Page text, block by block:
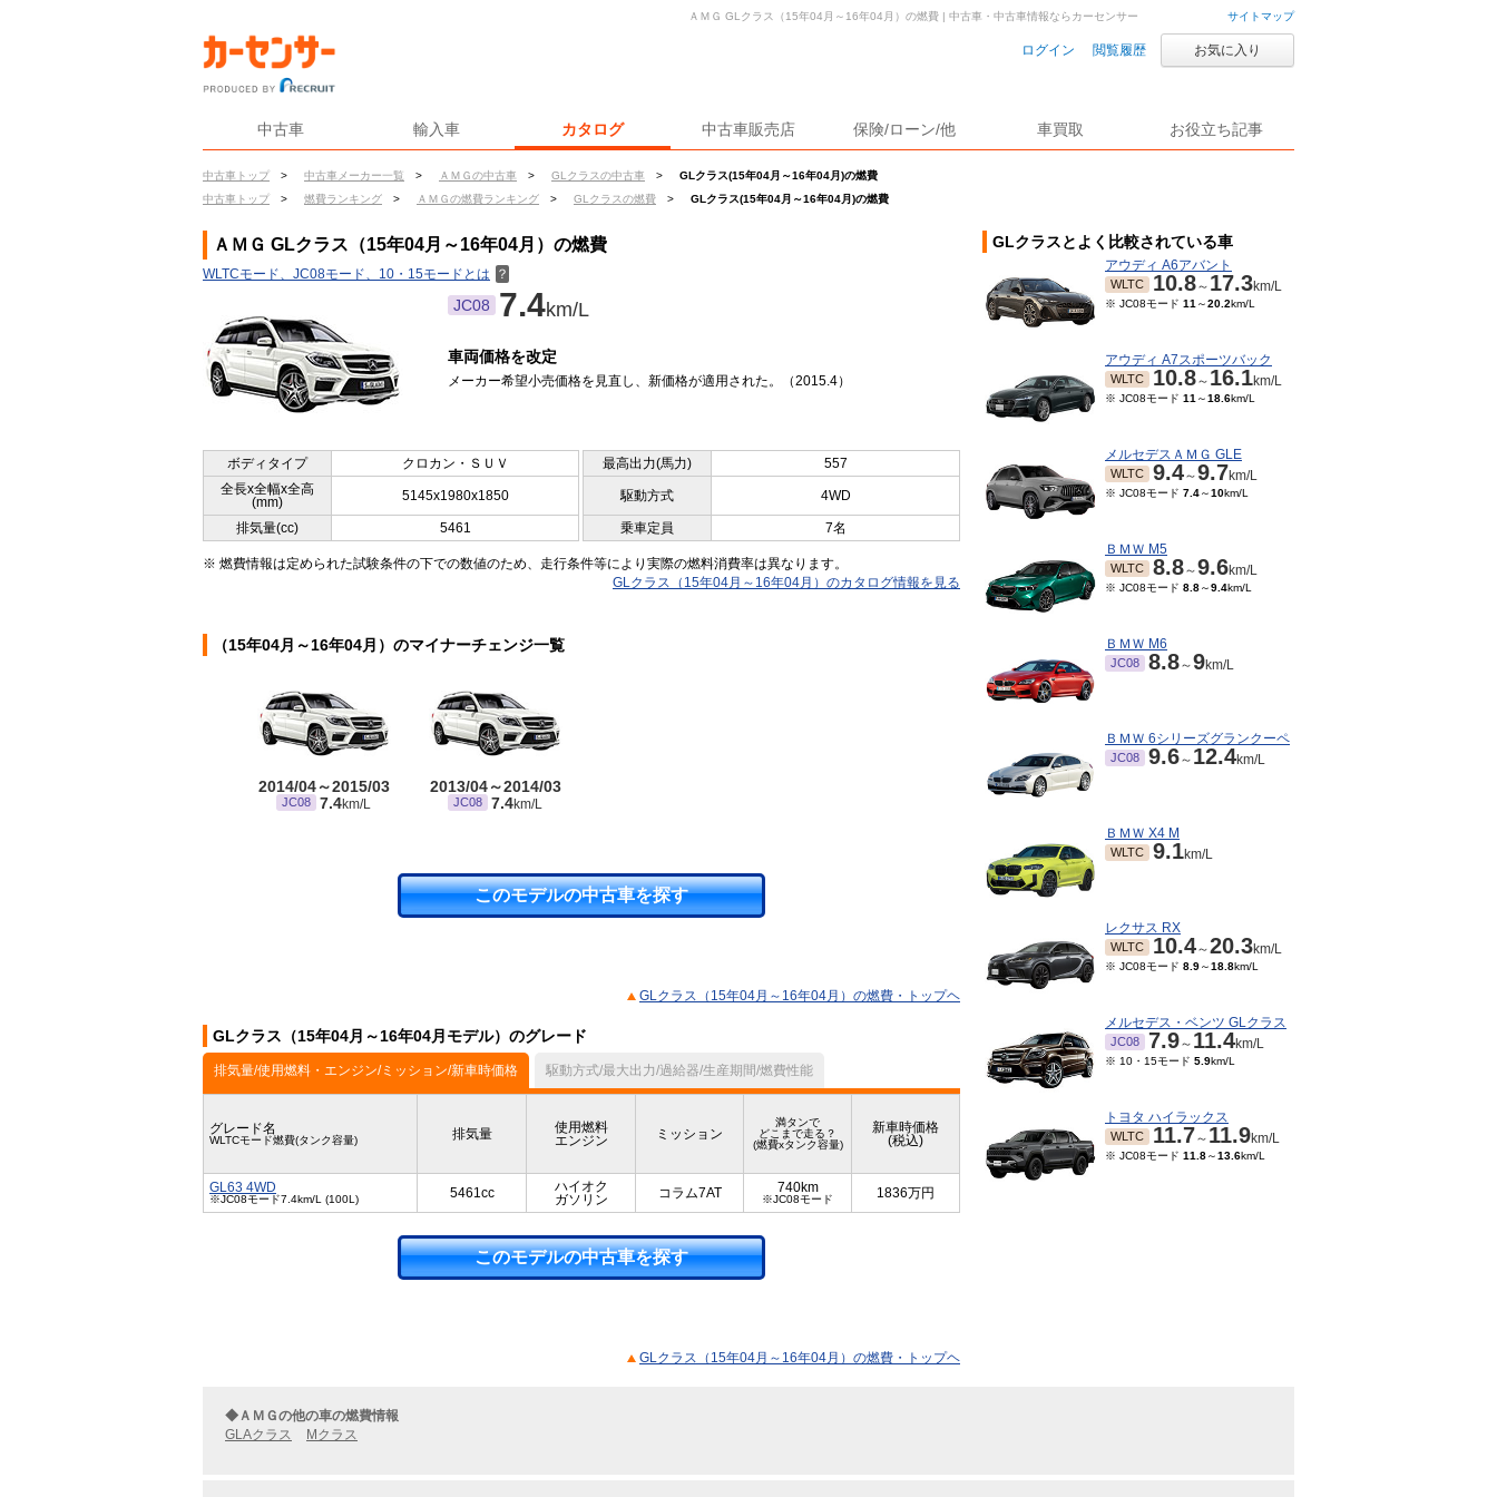
サイトマップ
ログイン 閲覧履歴 お気に入り
中古車 輸入車 カタログ 中古車販売店 保険/ローン/他 車買取 お役立ち記事
中古車トップ > 中古車メーカー一覧 > ＡＭＧの中古車 > GLクラスの中古車 >
GLクラス(15年04月～16年04月)の燃費
中古車トップ
> 燃費ランキング > ＡＭＧの燃費ランキング > GLクラスの燃費 > GLクラス(15年04月～16年04月)の燃費
ＡＭＧ GLクラス（15年04月～16年04月）の燃費 | 中古車・中古車情報ならカーセンサー
ＡＭＧ GLクラス（15年04月～16年04月）の燃費
WLTCモード、JC08モード、10・15モードとは ？
JC08 7.4km/L
車両価格を改定
メーカー希望小売価格を見直し、新価格が適用された。（2015.4）
ボディタイプ クロカン・ＳＵＶ 最高出力(馬力)
557
全長x全幅x全高
(mm)
5145x1980x1850 駆動方式 4WD
排気量(cc) 5461 乗車定員 7名
※ 燃費情報は定められた試験条件の下での数値のため、走行条件等により実際の燃料消費率は異なります。
GLクラス（15年04月～16年04月）のカタログ情報を見る
（15年04月～16年04月）のマイナーチェンジ一覧
2014/04～2015/03
JC08 7.4km/L
2013/04～2014/03
JC08 7.4km/L
このモデルの中古車を探す
GLクラス（15年04月～16年04月）の燃費・トップヘ
GLクラス（15年04月～16年04月モデル）のグレード
排気量/使用燃料・エンジン/ミッション/新車時価格 駆動方式/最大出力/過給器/生産期間/燃費性能
グレード名
WLTCモード燃費(タンク容量) 排気量
使用燃料
エンジン
ミッション
満タンで
どこまで走る？
(燃費xタンク容量)
新車時価格
(税込)
GL63 4WD
※JC08モード7.4km/L (100L) 5461cc
ハイオク
ガソリン
コラム7AT 740km
※JC08モード 1836万円
このモデルの中古車を探す
GLクラス（15年04月～16年04月）の燃費・トップヘ
GLクラスとよく比較されている車
アウディ A6アバント
WLTC 10.8～ 17.3km/L
※ JC08モード 11 ～20.2km/L
アウディ A7スポーツバック
WLTC 10.8～ 16.1km/L
※ JC08モード 11 ～18.6km/L
メルセデスＡＭＧ GLE
WLTC 9.4～9.7km/L
※ JC08モード 7.4～10km/L
ＢＭＷ M5
WLTC 8.8～9.6km/L
※ JC08モード 8.8～9.4km/L
ＢＭＷ M6
JC08 8.8～9km/L
ＢＭＷ 6シリーズグランクーペ
JC08 9.6～ 12.4km/L
ＢＭＷ X4 M
WLTC 9.1km/L
レクサス RX
WLTC 10.4～20.3km/L
※ JC08モード 8.9～18.8km/L
メルセデス・ベンツ GLクラス
JC08 7.9～ 11.4km/L
※ 10・15モード 5.9km/L
トヨタ ハイラックス
WLTC 11.7～ 11.9km/L
※ JC08モード 11.8～13.6km/L
◆ＡＭＧの他の車の燃費情報
GLAクラス
Mクラス